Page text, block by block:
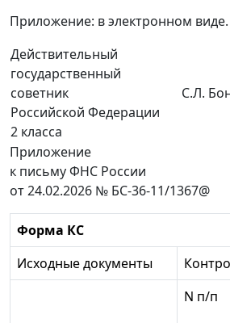
Приложение: в электронном виде.
Действительный
государственный
советник
Российской Федерации
2 класса
С.Л.
Приложение
к письму ФНС России
от 24.02.2026 № БС-36-11/1367@
Форма КС
Исходные документы
N п/п